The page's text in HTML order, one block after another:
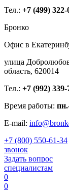
Тел.: +7 (499) 322-
Бронко
Офис в
улица
область, 620014
Тел.: +7 (992) 339-
Время работы:
E-mail:
+7 (800) 550-61-34
звонок
Задать вопрос
специалистам
0
0